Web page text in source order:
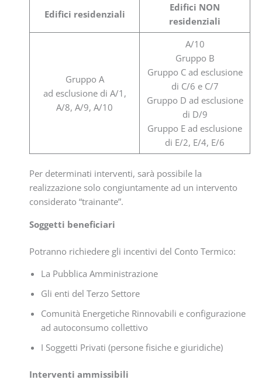
Edifici residenziali
Edifici NON
residenziali
Gruppo A
ad esclusione di A/1,
A/8, A/9, A/10
A/10
Gruppo B
Gruppo C ad esclusione
di C/6 e C/7
Gruppo D ad esclusione
di D/9
Gruppo E ad esclusione
di E/2, E/4, E/6
Per determinati interventi, sarà possibile la
realizzazione solo congiuntamente ad un intervento
considerato “trainante”.
Soggetti beneficiari
Potranno richiedere gli incentivi del Conto Termico:
La Pubblica Amministrazione
Gli enti del Terzo Settore
Comunità Energetiche Rinnovabili e configurazione
ad autoconsumo collettivo
I Soggetti Privati (persone fisiche e giuridiche)
Interventi ammissibili